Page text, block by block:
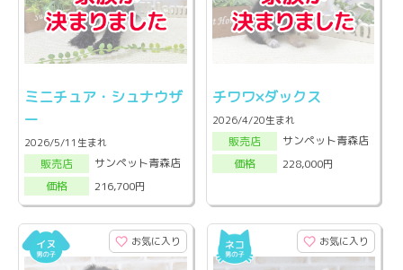
ミニチュア・シュナウザ
ー
2026/5/11生まれ
販売店
サンペット青森店
価格
216,700円
チワワ×ダックス
2026/4/20生まれ
販売店
サンペット青森店
価格
228,000円
お気に入り お気に入り